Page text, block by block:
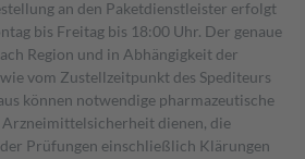
an den Paketdienstleister erfolgt
bis Freitag bis 18:00 Uhr. Der genaue
Region und in Abhängigkeit der
vom Zustellzeitpunkt des Spediteurs
können notwendige pharmazeutische
dienen, die
Prüfungen einschließlich Klärungen